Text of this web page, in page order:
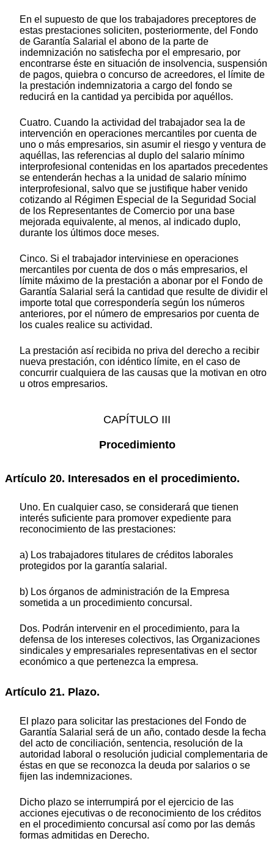
En el supuesto de que los trabajadores preceptores de
estas prestaciones soliciten, posteriormente, del Fondo
de Garantía Salarial el abono de la parte de
indemnización no satisfecha por el empresario, por
encontrarse éste en situación de insolvencia, suspensión
de pagos, quiebra o concurso de acreedores, el límite de
la prestación indemnizatoria a cargo del fondo se
reducirá en la cantidad ya percibida por aquéllos.
Cuatro. Cuando la actividad del trabajador sea la de
intervención en operaciones mercantiles por cuenta de
uno o más empresarios, sin asumir el riesgo y ventura de
aquéllas, las referencias al duplo del salario mínimo
interprofesional contenidas en los apartados precedentes
se entenderán hechas a la unidad de salario mínimo
interprofesional, salvo que se justifique haber venido
cotizando al Régimen Especial de la Seguridad Social
de los Representantes de Comercio por una base
mejorada equivalente, al menos, al indicado duplo,
durante los últimos doce meses.
Cinco. Si el trabajador interviniese en operaciones
mercantiles por cuenta de dos o más empresarios, el
límite máximo de la prestación a abonar por el Fondo de
Garantía Salarial será la cantidad que resulte de dividir el
importe total que correspondería según los números
anteriores, por el número de empresarios por cuenta de
los cuales realice su actividad.
La prestación así recibida no priva del derecho a recibir
nueva prestación, con idéntico límite, en el caso de
concurrir cualquiera de las causas que la motivan en otro
u otros empresarios.
CAPÍTULO III
Procedimiento
Artículo 20. Interesados en el procedimiento.
Uno. En cualquier caso, se considerará que tienen
interés suficiente para promover expediente para
reconocimiento de las prestaciones:
a) Los trabajadores titulares de créditos laborales
protegidos por la garantía salarial.
b) Los órganos de administración de la Empresa
sometida a un procedimiento concursal.
Dos. Podrán intervenir en el procedimiento, para la
defensa de los intereses colectivos, las Organizaciones
sindicales y empresariales representativas en el sector
económico a que pertenezca la empresa.
Artículo 21. Plazo.
El plazo para solicitar las prestaciones del Fondo de
Garantía Salarial será de un año, contado desde la fecha
del acto de conciliación, sentencia, resolución de la
autoridad laboral o resolución judicial complementaria de
éstas en que se reconozca la deuda por salarios o se
fijen las indemnizaciones.
Dicho plazo se interrumpirá por el ejercicio de las
acciones ejecutivas o de reconocimiento de los créditos
en el procedimiento concursal así como por las demás
formas admitidas en Derecho.